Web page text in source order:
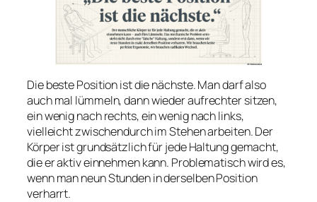
Die beste Position ist die nächste. Man darf also
auch mal lümmeln, dann wieder aufrechter sitzen,
ein wenig nach rechts, ein wenig nach links,
vielleicht zwischendurch im Stehen arbeiten. Der
Körper ist grundsätzlich für jede Haltung gemacht,
die er aktiv einnehmen kann. Problematisch wird es,
wenn man neun Stunden in derselben Position
verharrt.